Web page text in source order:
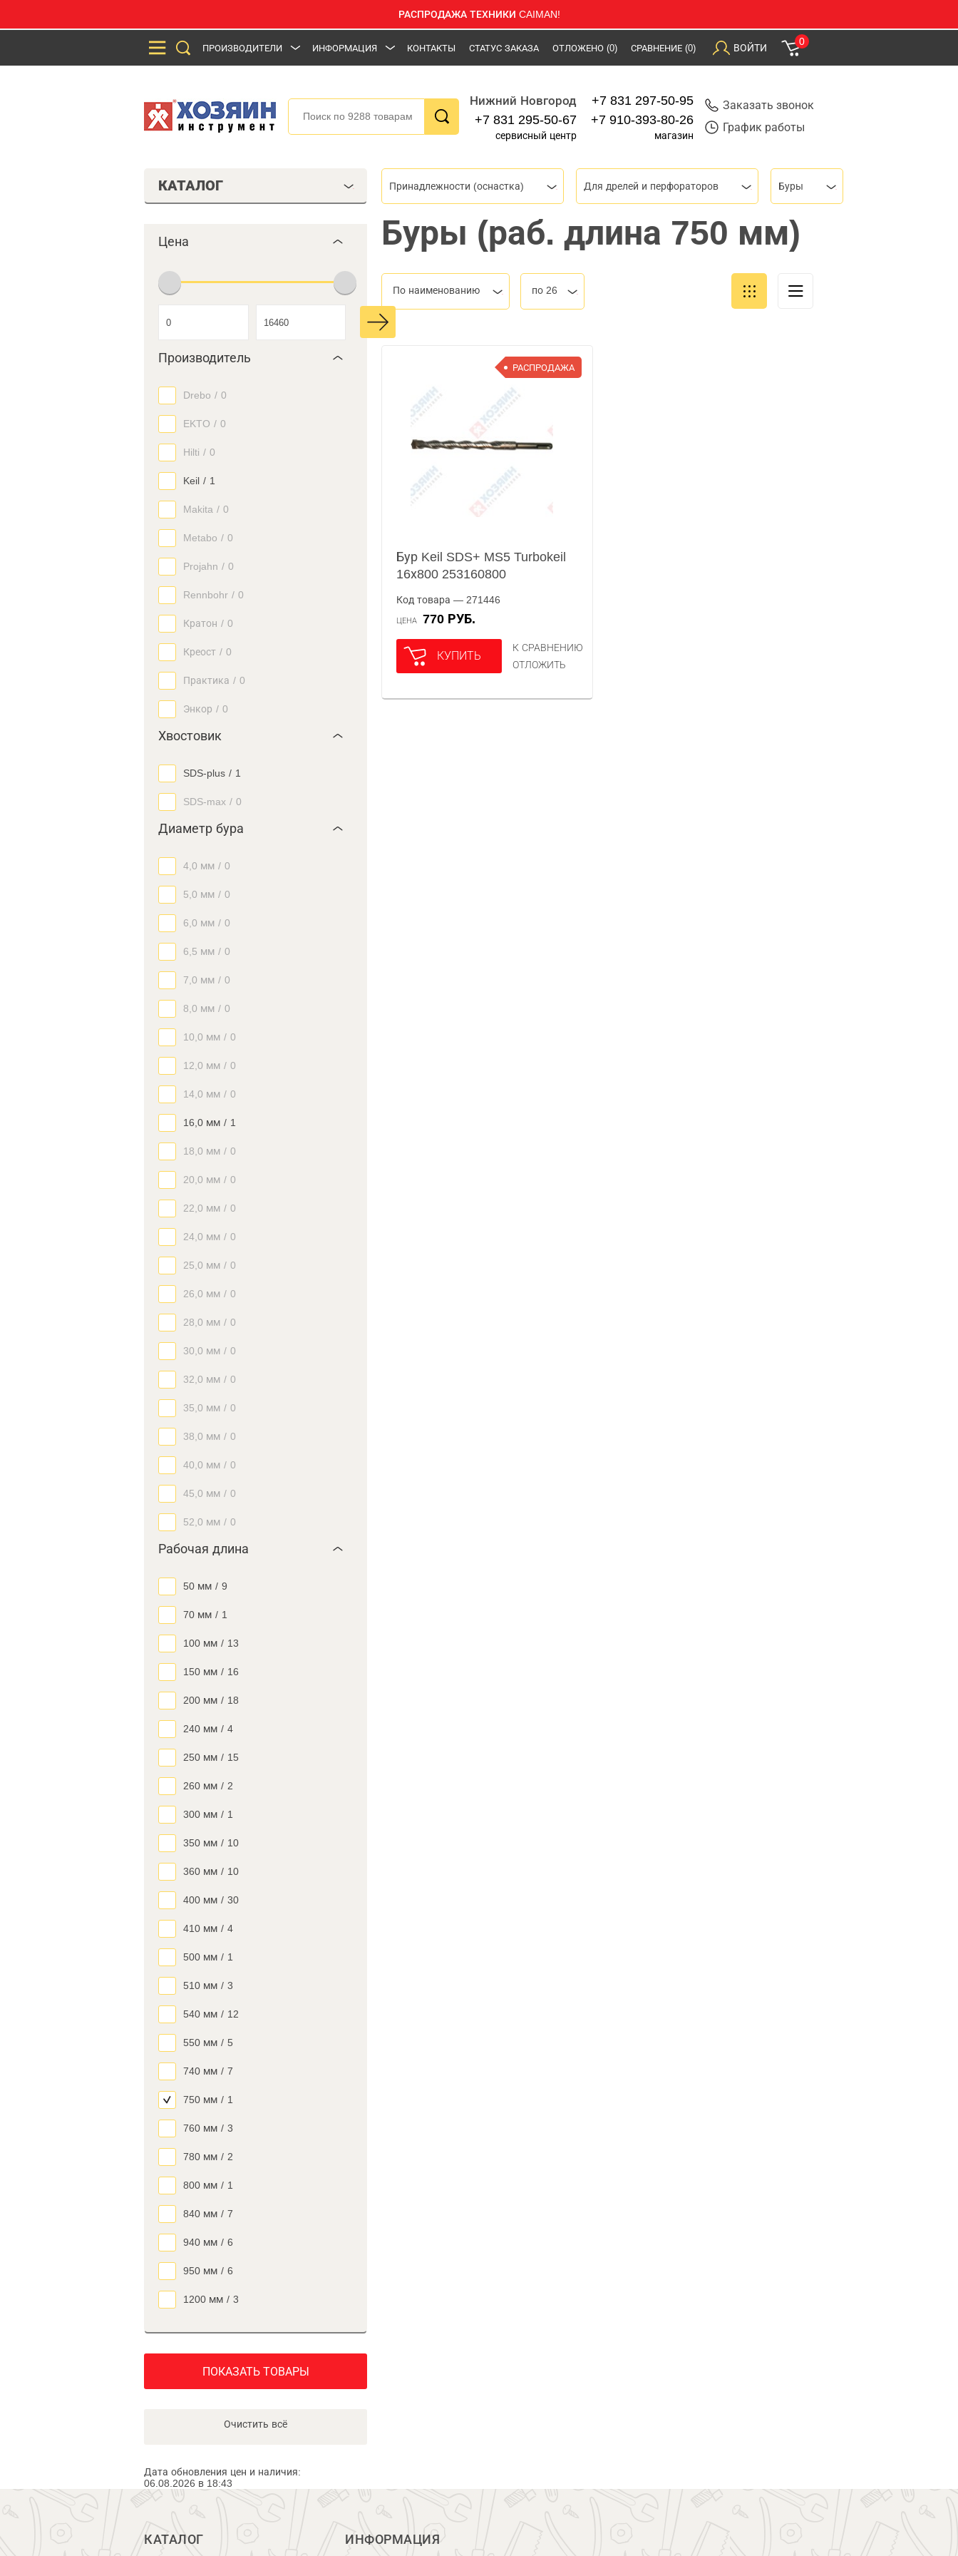
РАСПРОДАЖА ТЕХНИКИ CAIMAN!
ПРОИЗВОДИТЕЛИ ИНФОРМАЦИЯ КОНТАКТЫ СТАТУС ЗАКАЗА ОТЛОЖЕНО (0) СРАВНЕНИЕ (0) ВОЙТИ
0
Нижний Новгород
+7 831 295-50-67
сервисный центр
+7 831 297-50-95
+7 910-393-80-26
магазин
Заказать звонок
График работы
КАТАЛОГ
Цена
Производитель
Drebo / 0
EKTO / 0
Hilti / 0
Keil / 1
Makita / 0
Metabo / 0
Projahn / 0
Rennbohr / 0
Кратон / 0
Креост / 0
Практика / 0
Энкор / 0
Хвостовик
SDS-plus / 1
SDS-max / 0
Диаметр бура
4,0 мм / 0
5,0 мм / 0
6,0 мм / 0
6,5 мм / 0
7,0 мм / 0
8,0 мм / 0
10,0 мм / 0
12,0 мм / 0
14,0 мм / 0
16,0 мм / 1
18,0 мм / 0
20,0 мм / 0
22,0 мм / 0
24,0 мм / 0
25,0 мм / 0
26,0 мм / 0
28,0 мм / 0
30,0 мм / 0
32,0 мм / 0
35,0 мм / 0
38,0 мм / 0
40,0 мм / 0
45,0 мм / 0
52,0 мм / 0
Рабочая длина
50 мм / 9
70 мм / 1
100 мм / 13
150 мм / 16
200 мм / 18
240 мм / 4
250 мм / 15
260 мм / 2
300 мм / 1
350 мм / 10
360 мм / 10
400 мм / 30
410 мм / 4
500 мм / 1
510 мм / 3
540 мм / 12
550 мм / 5
740 мм / 7
750 мм / 1
760 мм / 3
780 мм / 2
800 мм / 1
840 мм / 7
940 мм / 6
950 мм / 6
1200 мм / 3
ПОКАЗАТЬ ТОВАРЫ
Очистить всё
Дата обновления цен и наличия:
06.08.2026 в 18:43
Принадлежности (оснастка) Для дрелей и перфораторов Буры
Буры (раб. длина 750 мм)
По наименованию по 26
РАСПРОДАЖА
Бур Keil SDS+ MS5 Turbokeil
16х800 253160800
Код товара — 271446
ЦЕНА 770 РУБ.
КУПИТЬ
К СРАВНЕНИЮ
ОТЛОЖИТЬ
КАТАЛОГ ИНФОРМАЦИЯ